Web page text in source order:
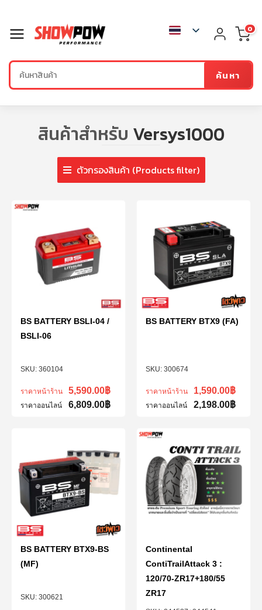
ค้นหา
0
สินค้าสำหรับ Versys1000
ตัวกรองสินค้า (Products filter)
360104
BS BATTERY BSLI-04 /
BSLI-06
ราคาหน้าร้าน 5,590.00฿
ราคาออนไลน์ 6,809.00฿
300674
BS BATTERY BTX9 (FA)
ราคาหน้าร้าน 1,590.00฿
ราคาออนไลน์ 2,198.00฿
300621
BS BATTERY BTX9-BS
(MF)
Continental
ContiTrailAttack 3 :
120/70-ZR17+180/55
ZR17